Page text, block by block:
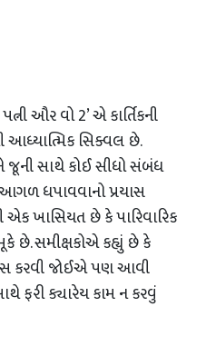
ઔર વો 2’ એ કાર્તિકની
આધ્યાત્મિક સિક્વલ છે.
જૂની સાથે કોઈ સીધો સંબંધ
આગળ ધપાવવાનો પ્રયાસ
ખાસિયત છે કે પારિવારિક
છે. સમીક્ષકોએ કહ્યું છે કે
કરવી જોઈએ પણ આવી
ફરી ક્યારેય કામ ન કરવું